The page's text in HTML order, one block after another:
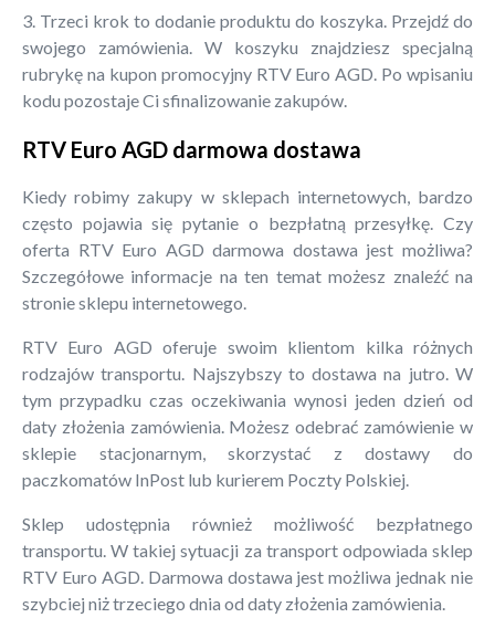
3. Trzeci krok to dodanie produktu do koszyka. Przejdź do
swojego zamówienia. W koszyku znajdziesz specjalną
rubrykę na kupon promocyjny RTV Euro AGD. Po wpisaniu
kodu pozostaje Ci sfinalizowanie zakupów.
RTV Euro AGD darmowa dostawa
Kiedy robimy zakupy w sklepach internetowych, bardzo
często pojawia się pytanie o bezpłatną przesyłkę. Czy
oferta RTV Euro AGD darmowa dostawa jest możliwa?
Szczegółowe informacje na ten temat możesz znaleźć na
stronie sklepu internetowego.
RTV Euro AGD oferuje swoim klientom kilka różnych
rodzajów transportu. Najszybszy to dostawa na jutro. W
tym przypadku czas oczekiwania wynosi jeden dzień od
daty złożenia zamówienia. Możesz odebrać zamówienie w
sklepie stacjonarnym, skorzystać z dostawy do
paczkomatów InPost lub kurierem Poczty Polskiej.
Sklep udostępnia również możliwość bezpłatnego
transportu. W takiej sytuacji za transport odpowiada sklep
RTV Euro AGD. Darmowa dostawa jest możliwa jednak nie
szybciej niż trzeciego dnia od daty złożenia zamówienia.